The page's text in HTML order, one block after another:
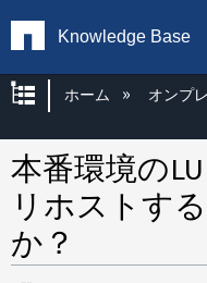
Knowledge Base
グローバル階
ホーム オンプ
本番環境の
リホストす
か？